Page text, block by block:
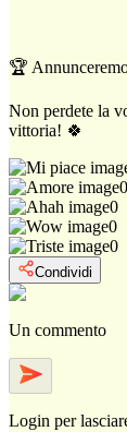
🏆
Non perdete la
vittoria! 🍀
0
0
0
0
Condividi
Un commento
Login per